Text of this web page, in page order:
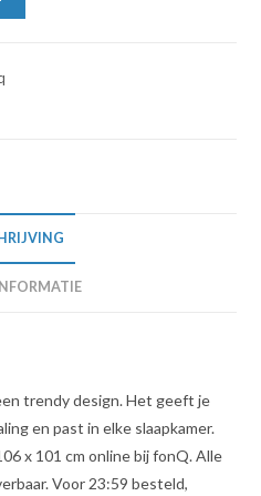
trendy design. Het geeft je
en past in elke slaapkamer.
x 101 cm online bij fonQ. Alle
Voor 23:59 besteld,